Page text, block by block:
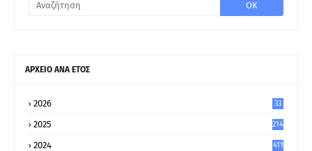
ΑΡΧΕΙΟ ΑΝΑ ΕΤΟΣ
2026 33
2025 214
2024 411